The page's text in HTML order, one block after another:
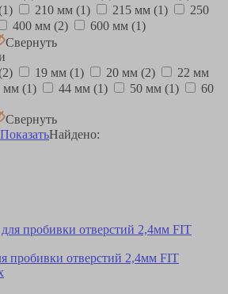
210 мм (1) 215 мм (1)
250
400 мм (2) 600 мм (1)
Свернуть
19 мм (1) 20 мм (2)
22 мм
мм (1) 44 мм (1) 50 мм (1)
60
Свернуть
ПоказатьНайдено:
пробивки отверстий 2,4мм FIT